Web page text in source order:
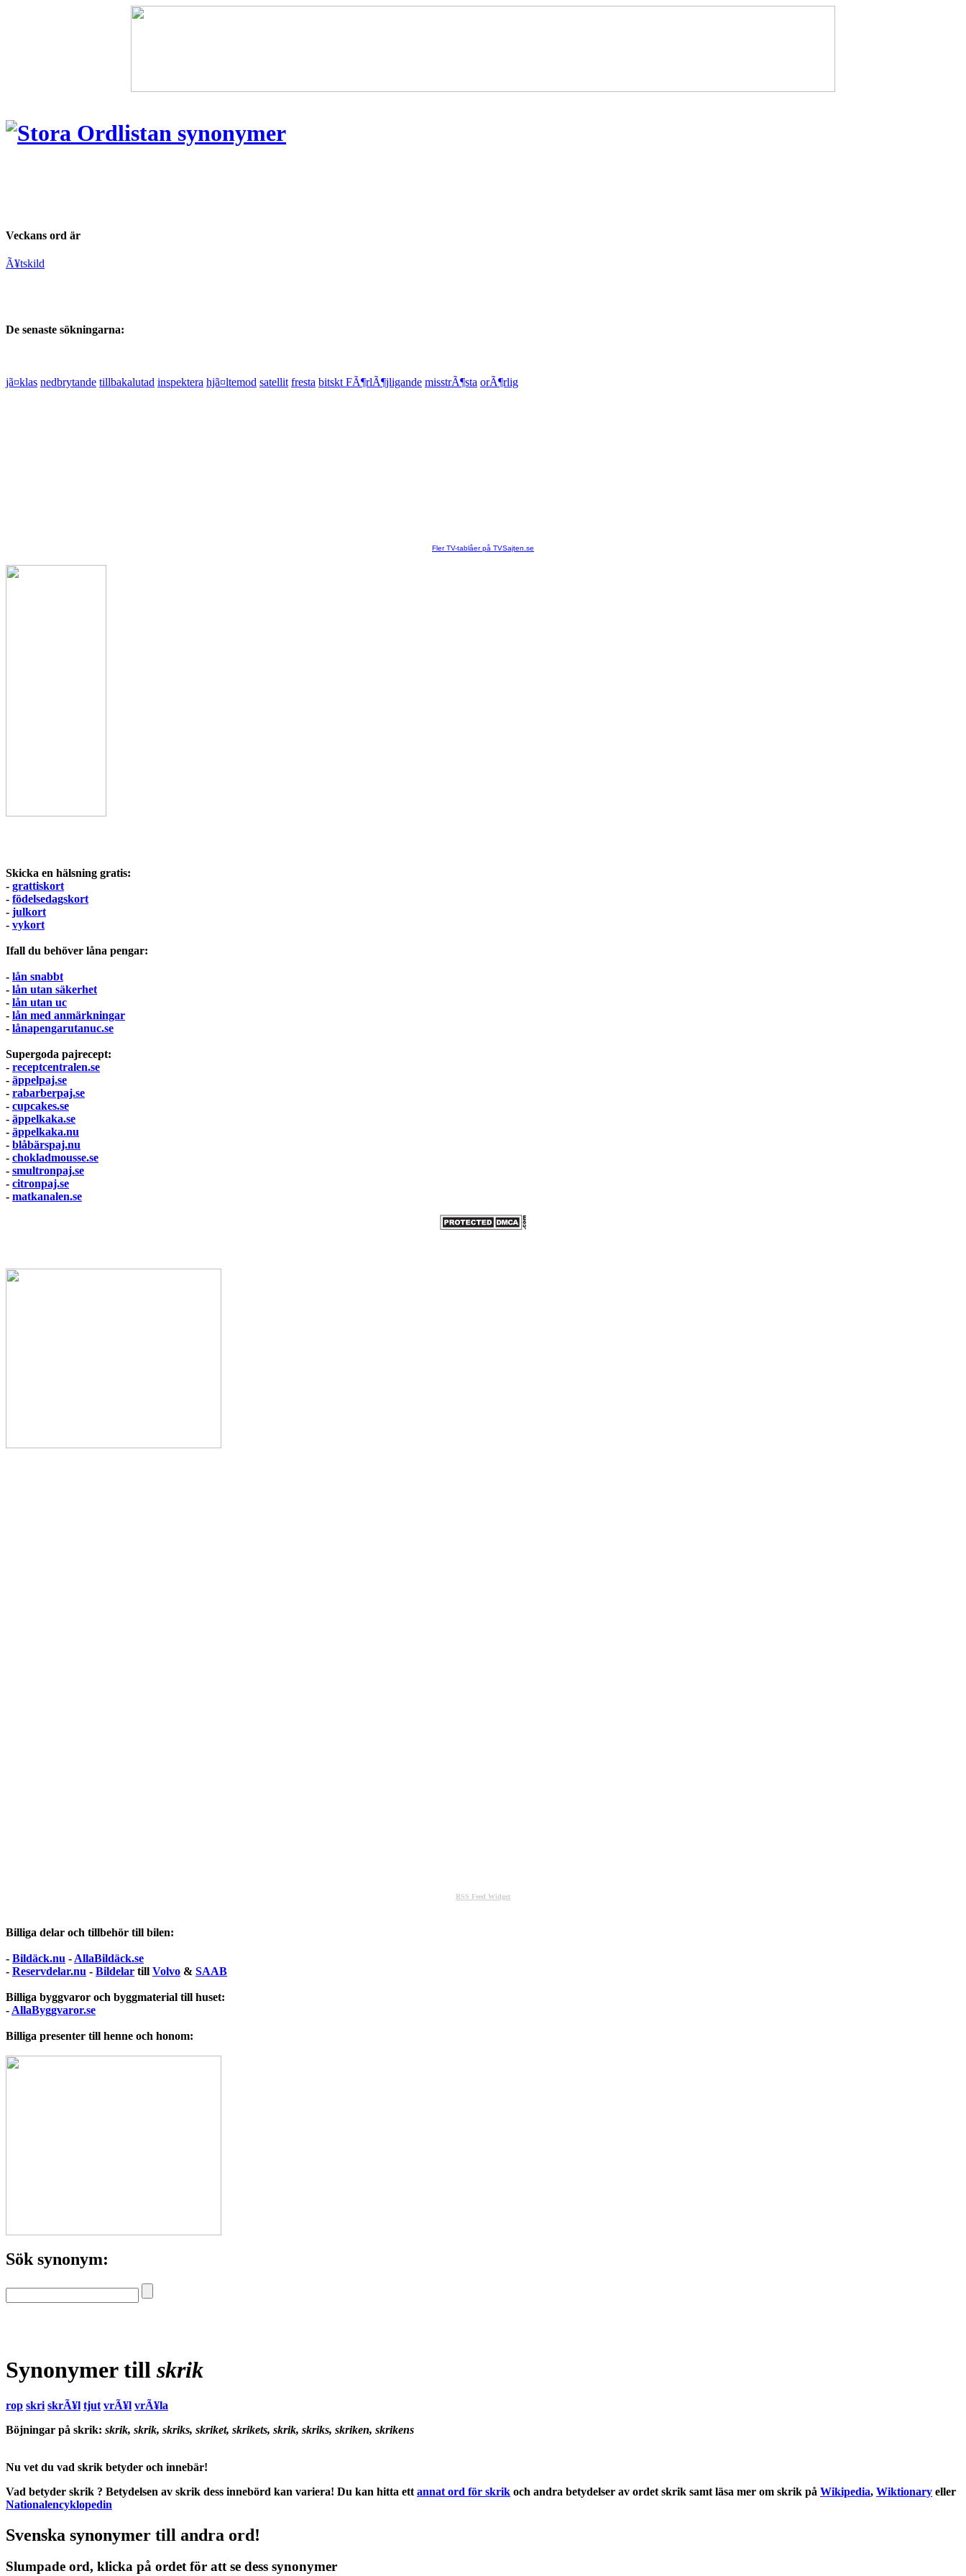
Veckans ord är
Ã¥tskild
De senaste sökningarna:
jã¤klas nedbrytande tillbakalutad inspektera hjã¤ltemod satellit fresta bitskt FÃ¶rlÃ¶jligande misstrÃ¶sta orÃ¶rlig
Fler TV-tablåer på TVSajten.se
Skicka en hälsning gratis:
- grattiskort
- födelsedagskort
- julkort
- vykort
Ifall du behöver låna pengar:
- lån snabbt
- lån utan säkerhet
- lån utan uc
- lån med anmärkningar
- lånapengarutanuc.se
Supergoda pajrecept:
- receptcentralen.se
- äppelpaj.se
- rabarberpaj.se
- cupcakes.se
- äppelkaka.se
- äppelkaka.nu
- blåbärspaj.nu
- chokladmousse.se
- smultronpaj.se
- citronpaj.se
- matkanalen.se
RSS Feed Widget
Billiga delar och tillbehör till bilen:
- Bildäck.nu - AllaBildäck.se
- Reservdelar.nu - Bildelar till Volvo & SAAB
Billiga byggvaror och byggmaterial till huset:
- AllaByggvaror.se
Billiga presenter till henne och honom:
Sök synonym:
Synonymer till skrik
rop skri skrÃ¥l tjut vrÃ¥l vrÃ¥la
Böjningar på skrik: skrik, skrik, skriks, skriket, skrikets, skrik, skriks, skriken, skrikens
Nu vet du vad skrik betyder och innebär!
Vad betyder skrik ? Betydelsen av skrik dess innebörd kan variera! Du kan hitta ett annat ord för skrik och andra betydelser av ordet skrik samt läsa mer om skrik på Wikipedia, Wiktionary eller
Nationalencyklopedin
Svenska synonymer till andra ord!
Slumpade ord, klicka på ordet för att se dess synonymer